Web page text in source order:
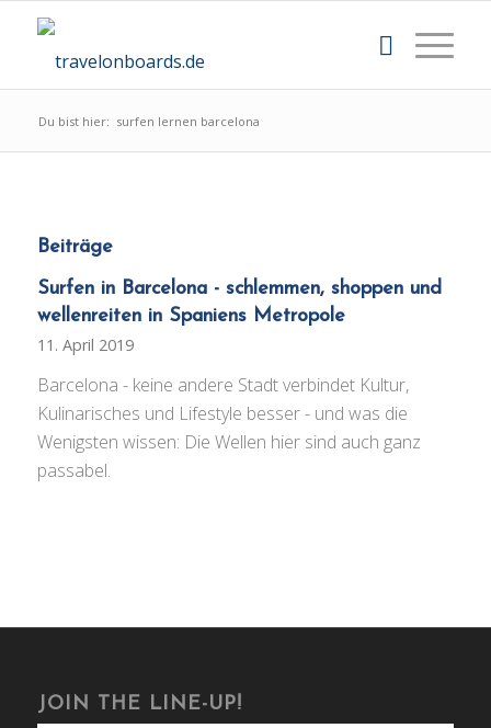
Du bist hier: surfen lernen barcelona
Beiträge
Surfen in Barcelona - schlemmen, shoppen und
wellenreiten in Spaniens Metropole
11. April 2019
Barcelona - keine andere Stadt verbindet Kultur,
Kulinarisches und Lifestyle besser - und was die
Wenigsten wissen: Die Wellen hier sind auch ganz
passabel.
JOIN THE LINE-UP!